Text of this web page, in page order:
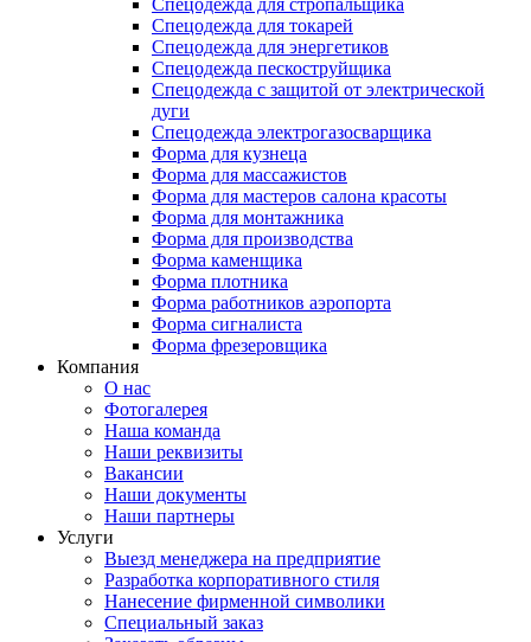
Спецодежда для стропальщика
Спецодежда для токарей
Спецодежда для энергетиков
Спецодежда пескоструйщика
Спецодежда с защитой от электрической
дуги
Спецодежда электрогазосварщика
Форма для кузнеца
Форма для массажистов
Форма для мастеров салона красоты
Форма для монтажника
Форма для производства
Форма каменщика
Форма плотника
Форма работников аэропорта
Форма сигналиста
Форма фрезеровщика
Компания
О нас
Фотогалерея
Наша команда
Наши реквизиты
Вакансии
Наши документы
Наши партнеры
Услуги
Выезд менеджера на предприятие
Разработка корпоративного стиля
Нанесение фирменной символики
Специальный заказ